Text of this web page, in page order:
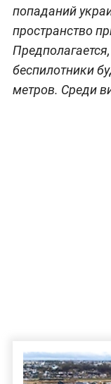
попаданий
пространство
беспилотники
метров. Среди